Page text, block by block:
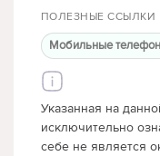
ПОЛЕЗНЫЕ ССЫЛКИ
Мобильные
Указанная на
исключительно
себе не является